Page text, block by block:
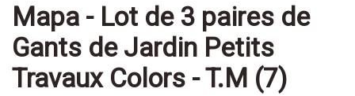
Mapa - Lot de 3 paires de
Gants de Jardin Petits
Travaux Colors - T.M (7)